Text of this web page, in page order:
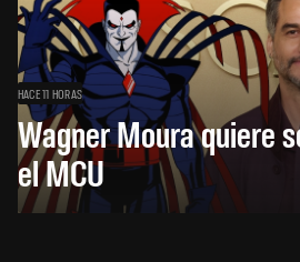
HACE 11 HORAS
Wagner Moura quiere
el MCU